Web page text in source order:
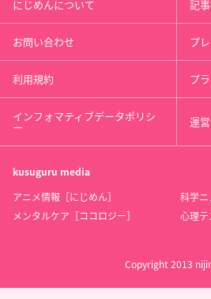
にじめんについて 記
お問い合わせ プ
利用規約 プ
インフォマティブデータポリシ
ー 運
kusuguru media
アニメ情報［にじめん］
科学ニ
メンタルケア［ココロジー］
心理テ
Copyright 2013